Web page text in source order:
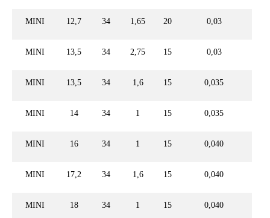
MINI 12,7 34 1,65 20 0,03
MINI 13,5 34 2,75 15 0,03
MINI 13,5 34 1,6 15 0,035
MINI 14 34 1 15 0,035
MINI 16 34 1 15 0,040
MINI 17,2 34 1,6 15 0,040
MINI 18 34 1 15 0,040